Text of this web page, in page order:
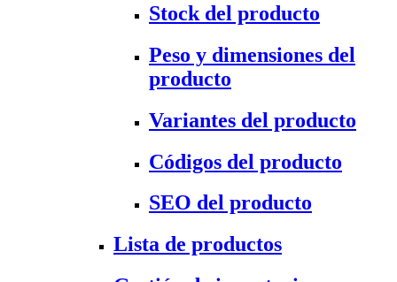
Stock del producto
Peso y dimensiones del
producto
Variantes del producto
Códigos del producto
SEO del producto
Lista de productos